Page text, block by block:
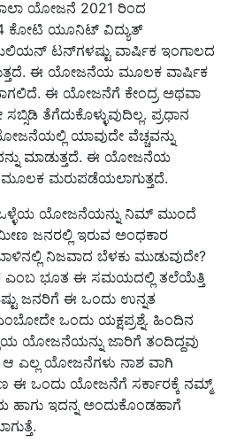
ಯೋಜನೆ 2021 ರಿಂದ
ಕೋಟಿ ಯೂನಿಟ್ ವಿದ್ಯುತ್
ಟನ್‌ಗಳಷ್ಟು ವಾರ್ಷಿಕ ಇಂಗಾಲದ
ಈ ಯೋಜನೆಯ ಮೂಲಕ ವಾರ್ಷಿಕ
ಈ ಯೋಜನೆಗೆ ಕೇಂದ್ರ ಅಥವಾ
ತೆಗೆದುಕೊಳ್ಳುವುದಿಲ್ಲ. ಪ್ರಧಾನ
ಯಾವುದೇ ವೆಚ್ಚವನ್ನು
ಮಾಡುತ್ತದೆ. ಈ ಯೋಜನೆಯ
ಮೂಲಕ ಮರುಪಡೆಯಲಾಗುತ್ತದೆ.
ಒಳ್ಳೆಯ ಯೋಜನೆಯನ್ನು ನಿಮ್ ಮುಂದೆ
ಜನರಲ್ಲಿ ಇರುವ ಅಂಧಕಾರ
ನಿಜವಾದ ಬೆಳಕು ಮುಡುವುದೇ?
ಎಂಬ ಭೂತ ಈ ಸಮಯದಲ್ಲಿ ತಲೆಯೆತ್ತಿ
ಜನರಿಗೆ ಈ ಒಂದು ಉನ್ನತ
ಒಂದು ಯಕ್ಷಪ್ರಶ್ನೆ. ಹಿಂದಿನ
ಯೋಜನೆಯನ್ನು ಜಾರಿಗೆ ತಂದಿದ್ದವು
ಎಲ್ಲ ಯೋಜನೆಗಳು ನಾಶ ವಾಗಿ
ಈ ಒಂದು ಯೋಜನೆಗೆ ಸರ್ಕಾರಕ್ಕೆ ನಮ್ಮ್
ಇದನ್ನ ಅಂದುಕೊಂಡಹಾಗೆ